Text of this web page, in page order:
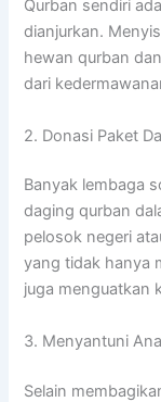
Qurban sendiri
dianjurkan.
hewan qurban
dari
2. Donasi Paket
Banyak lembaga
daging qurban
pelosok negeri
yang tidak hanya
juga menguatkan
3. Menyantuni
Selain